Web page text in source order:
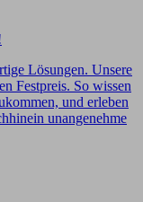
Lösungen. Unsere
Festpreis. So wissen
und erleben
unangenehme